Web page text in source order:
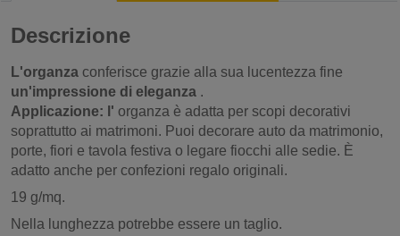
Descrizione
L'organza conferisce grazie alla sua lucentezza fine
un'impressione di eleganza .
Applicazione: l' organza è adatta per scopi decorativi
soprattutto ai matrimoni. Puoi decorare auto da matrimonio,
porte, fiori e tavola festiva o legare fiocchi alle sedie. È
adatto anche per confezioni regalo originali.
19 g/mq.
Nella lunghezza potrebbe essere un taglio.